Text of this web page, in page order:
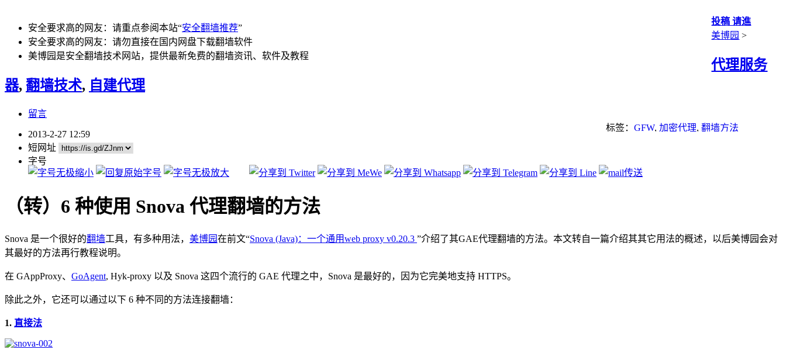
安全要求高的网友：请重点参阅本站“安全翻墙推荐”
安全要求高的网友：请勿直接在国内网盘下载翻墙软件
美博园是安全翻墙技术网站，提供最新免费的翻墙资讯、软件及教程
投稿 请進
美博园 >
代理服务
器, 翻墙技术, 自建代理
留言
标签： GFW, 加密代理, 翻墙方法
2013-2-27 12:59
短网址
字号
（转）6 种使用 Snova 代理翻墙的方法
Snova 是一个很好的翻墙工具，有多种用法， 美博园在前文“Snova (Java)：一个通用web proxy v0.20.3 ”介绍了其GAE代理翻墙的方法。本文转自一篇介绍其其它用法的概述，以后美博园会对
其最好的方法再行教程说明。
在 GAppProxy、 GoAgent, Hyk-proxy 以及 Snova 这四个流行的 GAE 代理之中，Snova 是最好的，因为它完美地支持 HTTPS。
除此之外，它还可以通过以下 6 种不同的方法连接翻墙：
1. 直接法